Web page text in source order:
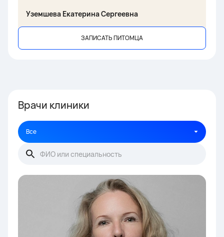
Уземшева Екатерина Сергеевна
ЗАПИСАТЬ ПИТОМЦА
Врачи клиники
Все